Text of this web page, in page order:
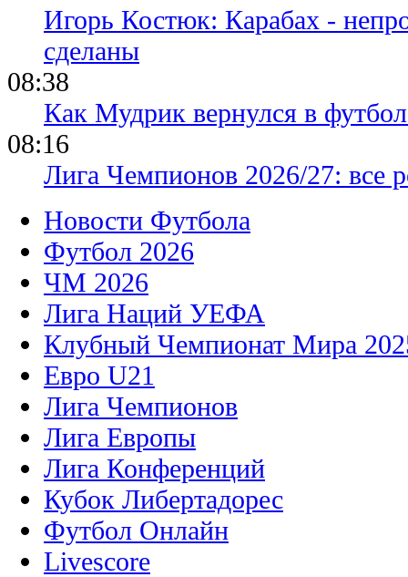
Игорь Костюк: Карабах -
сделаны
08:38
Как Мудрик вернулся в
08:16
Лига Чемпионов 2026/27: все
Новости Футбола
Футбол 2026
ЧМ 2026
Лига Наций УЕФА
Клубный Чемпионат Мира
Евро U21
Лига Чемпионов
Лига Европы
Лига Конференций
Кубок Либертадорес
Футбол Онлайн
Livescore